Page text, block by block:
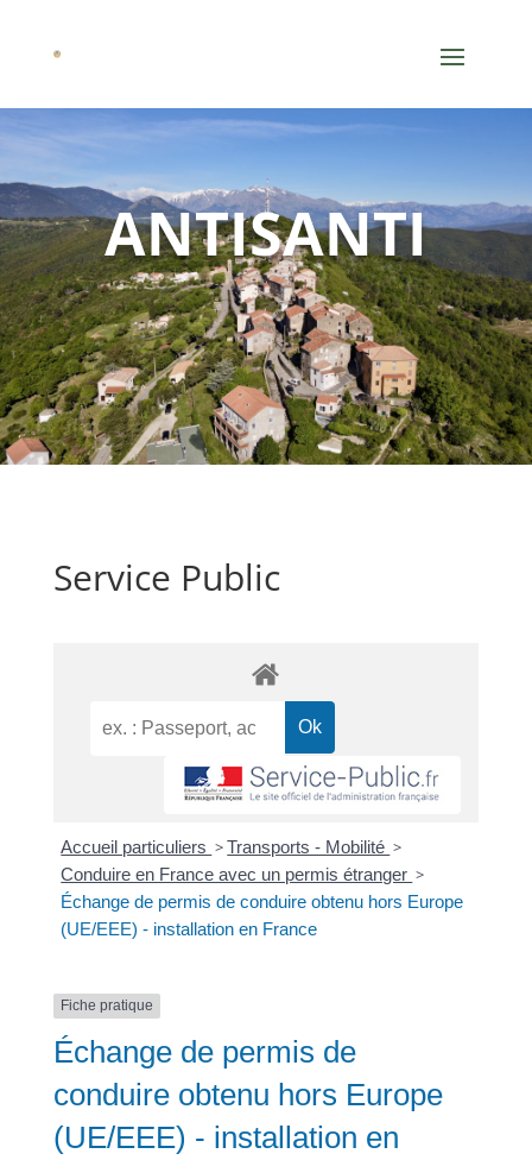
ANTISANTI
Service Public
Accueil particuliers >Transports - Mobilité >
Conduire en France avec un permis étranger >
Échange de permis de conduire obtenu hors Europe
(UE/EEE) - installation en France
Fiche pratique
Échange de permis de
conduire obtenu hors Europe
(UE/EEE) - installation en